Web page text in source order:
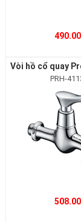
PRH-